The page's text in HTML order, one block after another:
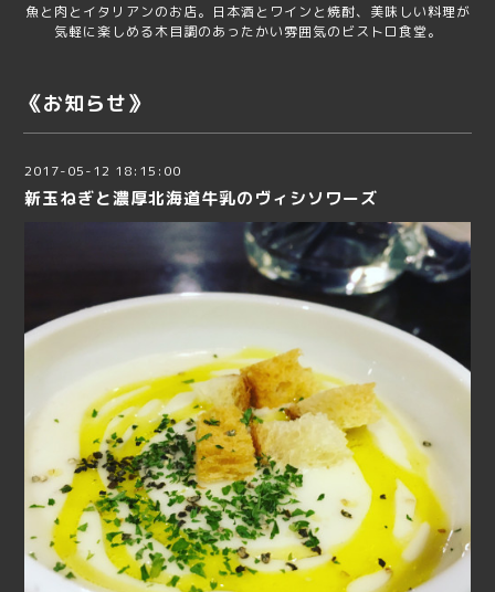
魚と肉とイタリアンのお店。日本酒とワインと焼酎、美味しい料理が
気軽に楽しめる木目調のあったかい雰囲気のビストロ食堂。
《お知らせ》
2017-05-12 18:15:00
新玉ねぎと濃厚北海道牛乳のヴィシソワーズ